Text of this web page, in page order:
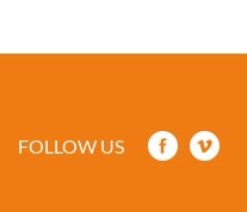
FOLLOW US